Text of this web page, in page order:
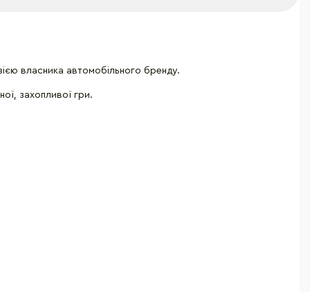
власника автомобільного бренду.
захопливої гри.